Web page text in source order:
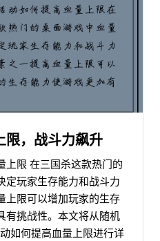
限，战斗力飙升
上限 在三国杀这款热门的
定玩家生存能力和战斗力
上限可以增加玩家的生存
有挑战性。本文将从随机
如何提高血量上限进行详